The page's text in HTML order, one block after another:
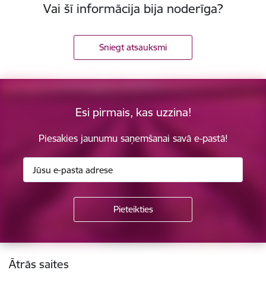
Vai šī informācija bija noderīga?
Sniegt atsauksmi
Esi pirmais, kas uzzina!
Piesakies jaunumu saņemšanai savā e-pastā!
Kājene
Ātrās saites